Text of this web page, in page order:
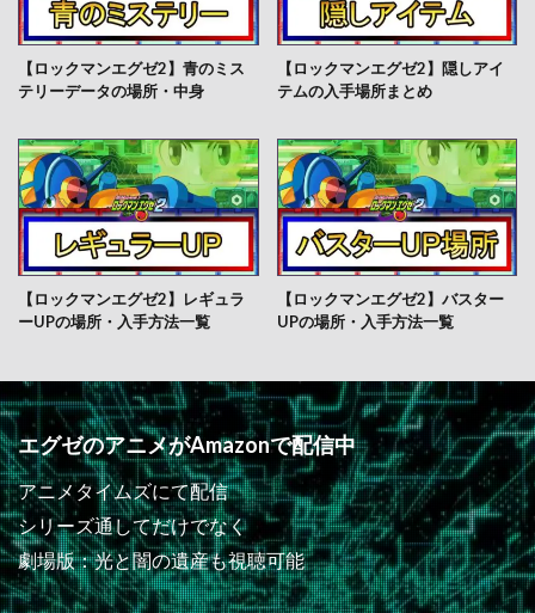
【ロックマンエグゼ2】青のミス
テリーデータの場所・中身
【ロックマンエグゼ2】隠しアイ
テムの入手場所まとめ
【ロックマンエグゼ2】レギュラ
ーUPの場所・入手方法一覧
【ロックマンエグゼ2】バスター
UPの場所・入手方法一覧
エグゼのアニメがAmazonで配信中
アニメタイムズにて配信
シリーズ通してだけでなく
劇場版：光と闇の遺産も視聴可能